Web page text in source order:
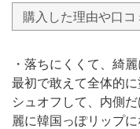
購入した理由や口コ
・落ちにくくて、綺
最初で敢えて全体的
シュオフして、内側
麗に韓国っぽリップ